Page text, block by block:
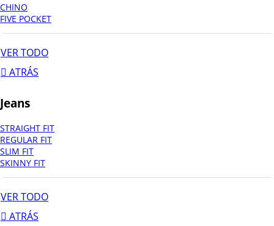
CHINO
FIVE POCKET
VER TODO
ATRÁS
Jeans
STRAIGHT FIT
REGULAR FIT
SLIM FIT
SKINNY FIT
VER TODO
ATRÁS